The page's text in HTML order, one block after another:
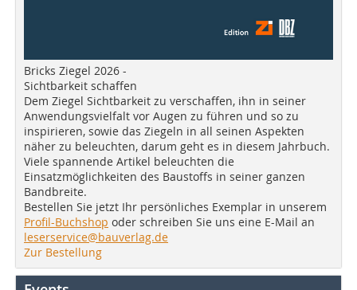
Bricks Ziegel 2026 -
Sichtbarkeit schaffen
Dem Ziegel Sichtbarkeit zu verschaffen, ihn in seiner
Anwendungsvielfalt vor Augen zu führen und so zu
inspirieren, sowie das Ziegeln in all seinen Aspekten
näher zu beleuchten, darum geht es in diesem Jahrbuch.
Viele spannende Artikel beleuchten die
Einsatzmöglichkeiten des Baustoffs in seiner ganzen
Bandbreite.
Bestellen Sie jetzt Ihr persönliches Exemplar in unserem
Profil-Buchshop oder schreiben Sie uns eine E-Mail an
leserservice@bauverlag.de
Zur Bestellung